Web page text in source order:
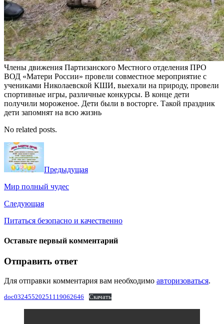
Члены движения Партизанского Местного отделения ПРО
ВОД «Матери России» провели совместное мероприятие с
учениками Николаевской КШИ, выехали на природу, провели
спортивные игры, различные конкурсы. В конце дети
получили мороженое. Дети были в восторге. Такой праздник
дети запомнят на всю жизнь
No related posts.
Предыдущая
Мир полный чудес
Следующая
Питаться безопасно и качественно
Оставьте первый комментарий
Отправить ответ
Для отправки комментария вам необходимо авторизоваться.
doc03245520251119062646 Скачать